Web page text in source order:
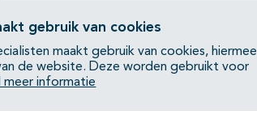
gebruik van cookies
maakt gebruik van cookies, hiermee
de website. Deze worden gebruikt voor
meer informatie